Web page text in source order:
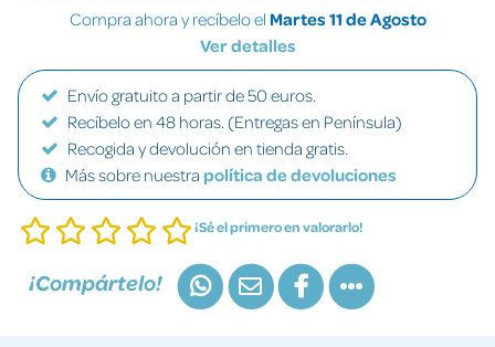
Compra ahora y recíbelo el Martes 11 de Agosto
Ver detalles
Envío gratuito a partir de 50 euros.
Recíbelo en 48 horas. (Entregas en Península)
Recogida y devolución en tienda gratis.
Más sobre nuestra política de devoluciones
¡Sé el primero en valorarlo!
¡Compártelo!